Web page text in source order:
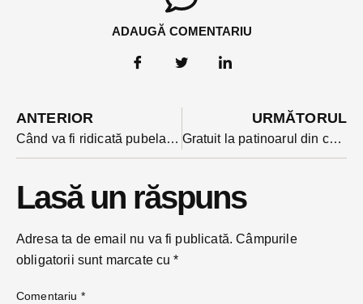
ADAUGĂ COMENTARIU
ANTERIOR
Când va fi ridicată pubela galbenă cu deșeuri de metal și plastic pentru ultima oară anul acesta?
URMĂTORUL
Gratuit la patinoarul din centrul Bistriței pentru grupuri de elevi. Care e condiția?
Lasă un răspuns
Adresa ta de email nu va fi publicată. Câmpurile
obligatorii sunt marcate cu*
Comentariu *